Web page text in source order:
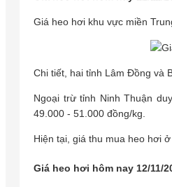
Giá heo hơi khu vực miền
Chi tiết, hai tỉnh Lâm Đồng và
Ngoại trừ tỉnh Ninh Thuận
49.000 - 51.000 đồng/kg.
Hiện tại, giá thu mua heo hơi
Giá heo hơi hôm nay 12/11/